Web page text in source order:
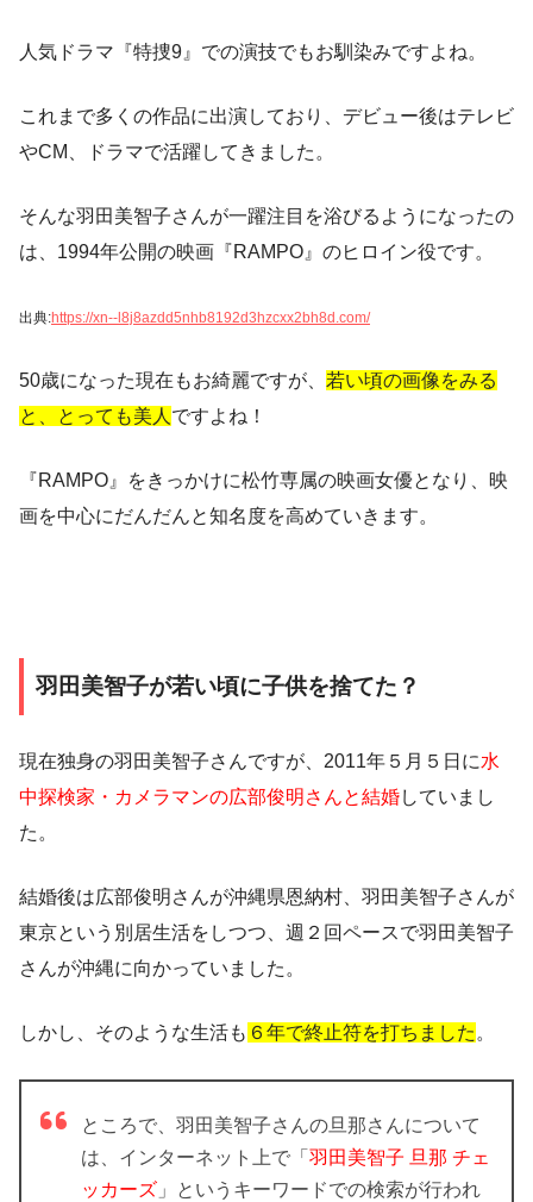
人気ドラマ『特捜9』での演技でもお馴染みですよね。
これまで多くの作品に出演しており、デビュー後はテレビ
やCM、ドラマで活躍してきました。
そんな羽田美智子さんが一躍注目を浴びるようになったの
は、1994年公開の映画『RAMPO』のヒロイン役です。
出典:https://xn--l8j8azdd5nhb8192d3hzcxx2bh8d.com/
50歳になった現在もお綺麗ですが、 若い頃の画像をみる
と、とっても美人 ですよね！
『RAMPO』をきっかけに松竹専属の映画女優となり、映
画を中心にだんだんと知名度を高めていきます。
羽田美智子が若い頃に子供を捨てた？
現在独身の羽田美智子さんですが、2011年５月５日に水
中探検家・カメラマンの広部俊明さんと結婚していまし
た。
結婚後は広部俊明さんが沖縄県恩納村、羽田美智子さんが
東京という別居生活をしつつ、週２回ペースで羽田美智子
さんが沖縄に向かっていました。
しかし、そのような生活も ６年で終止符を打ちました 。
ところで、羽田美智子さんの旦那さんについて
は、インターネット上で「 羽田美智子 旦那 チェ
ッカーズ 」というキーワードでの検索が行われ